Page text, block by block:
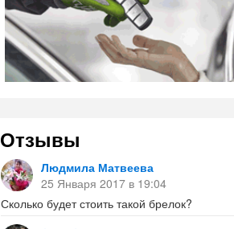
Отзывы
Людмила Матвеева
25 Января 2017 в 19:04
Сколько будет стоить такой брелок?